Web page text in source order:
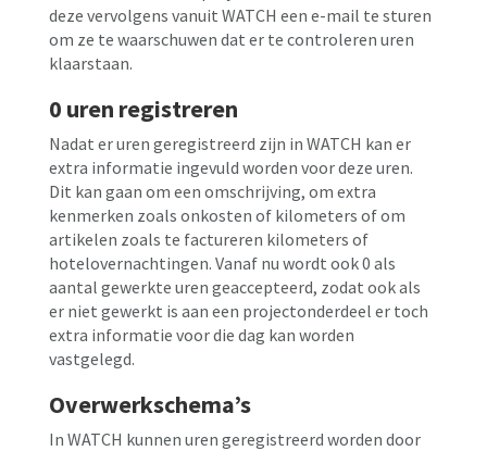
deze vervolgens vanuit WATCH een e-mail te sturen
om ze te waarschuwen dat er te controleren uren
klaarstaan.
0 uren registreren
Nadat er uren geregistreerd zijn in WATCH kan er
extra informatie ingevuld worden voor deze uren.
Dit kan gaan om een omschrijving, om extra
kenmerken zoals onkosten of kilometers of om
artikelen zoals te factureren kilometers of
hotelovernachtingen. Vanaf nu wordt ook 0 als
aantal gewerkte uren geaccepteerd, zodat ook als
er niet gewerkt is aan een projectonderdeel er toch
extra informatie voor die dag kan worden
vastgelegd.
Overwerkschema’s
In WATCH kunnen uren geregistreerd worden door